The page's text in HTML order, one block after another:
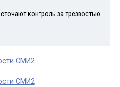
контроль за трезвостью
СМИ2
СМИ2